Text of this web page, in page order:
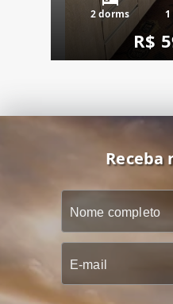
2 dorms
R$
Receba